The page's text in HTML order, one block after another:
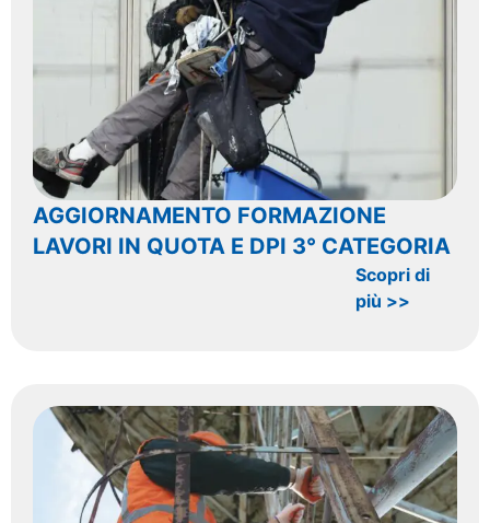
AGGIORNAMENTO FORMAZIONE
LAVORI IN QUOTA E DPI 3° CATEGORIA
Scopri di
più >>